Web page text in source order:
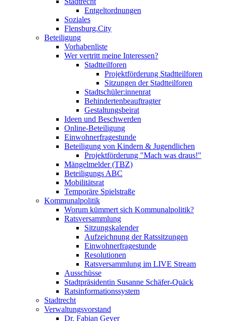
Entgeltordnungen
Soziales
Flensburg.City
Beteiligung
Vorhabenliste
Wer vertritt meine Interessen?
Stadtteilforen
Projektförderung Stadtteilforen
Sitzungen der Stadtteilforen
Stadtschüler:innenrat
Behindertenbeauftragter
Gestaltungsbeirat
Ideen und Beschwerden
Online-Beteiligung
Einwohnerfragestunde
Beteiligung von Kindern & Jugendlichen
Projektförderung "Mach was draus!"
Mängelmelder (TBZ)
Beteiligungs ABC
Mobilitätsrat
Temporäre Spielstraße
Kommunalpolitik
Worum kümmert sich Kommunalpolitik?
Ratsversammlung
Sitzungskalender
Aufzeichnung der Ratssitzungen
Einwohnerfragestunde
Resolutionen
Ratsversammlung im LIVE Stream
Ausschüsse
Stadtpräsidentin Susanne Schäfer-Quäck
Ratsinformationssystem
Stadtrecht
Verwaltungsvorstand
Dr. Fabian Geyer